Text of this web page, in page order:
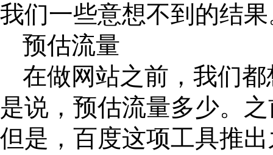
我们一些意想不到的结
预估流量
在做网站之前，我们
是说，预估流量多少。
但是，百度这项工具推